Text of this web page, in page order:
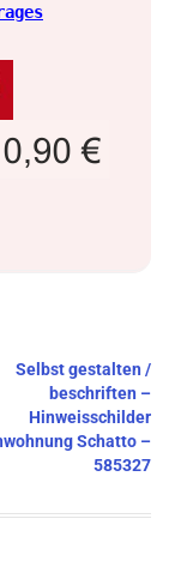
Selbst gestalten /
beschriften –
Hinweisschilder
Schatto –
585327